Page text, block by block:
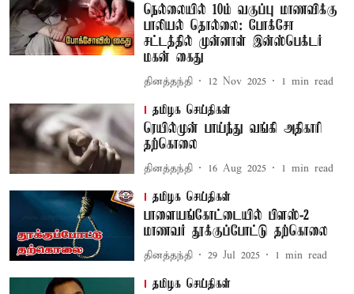
நெல்லையில் 10ம் வகுப்பு மாணவிக்கு
பாலியல் தொல்லை: போக்சோ
சட்டத்தில் முன்னாள் இன்ஸ்பெக்டர்
மகன் கைது
தினத்தந்தி 12 Nov 2025 1 min read
தமிழக செய்திகள்
ரெயில்முன் பாய்ந்து வங்கி அதிகாரி
தற்கொலை
தினத்தந்தி 16 Aug 2025 1 min read
தமிழக செய்திகள்
பாளையங்கோட்டையில் பிளஸ்-2
மாணவர் தூக்குப்போட்டு தற்கொலை
தினத்தந்தி 29 Jul 2025 1 min read
தமிழக செய்திகள்